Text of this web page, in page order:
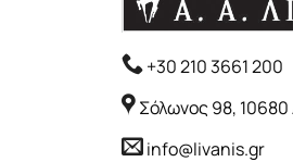
+30 210 3661 200
Σόλωνος 98,
info@livanis.gr